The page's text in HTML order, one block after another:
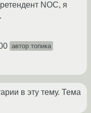
NOC, я
автор топика
в эту тему. Тема